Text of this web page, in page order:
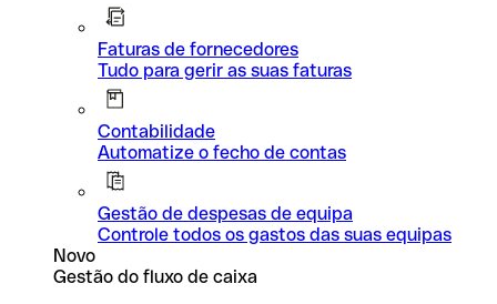
Faturas de fornecedores
Tudo para gerir as suas faturas
Contabilidade
Automatize o fecho de contas
Gestão de despesas de equipa
Controle todos os gastos das suas equipas
Novo
Gestão do fluxo de caixa